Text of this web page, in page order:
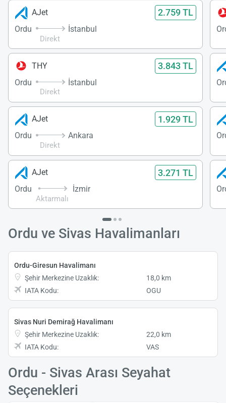
AJet 2.759 TL
Ordu
Direkt
İstanbul
THY 3.843 TL
Ordu
Direkt
İstanbul
AJet 1.929 TL
Ordu
Direkt
Ankara
AJet 3.271 TL
Ordu
Aktarmalı
İzmir
Ordu ve Sivas Havalimanları
Ordu-Giresun Havalimanı
Şehir Merkezine Uzaklık:
18,0 km
IATA Kodu:
OGU
Sivas Nuri Demirağ Havalimanı
Şehir Merkezine Uzaklık:
22,0 km
IATA Kodu:
VAS
Ordu - Sivas Arası Seyahat
Seçenekleri